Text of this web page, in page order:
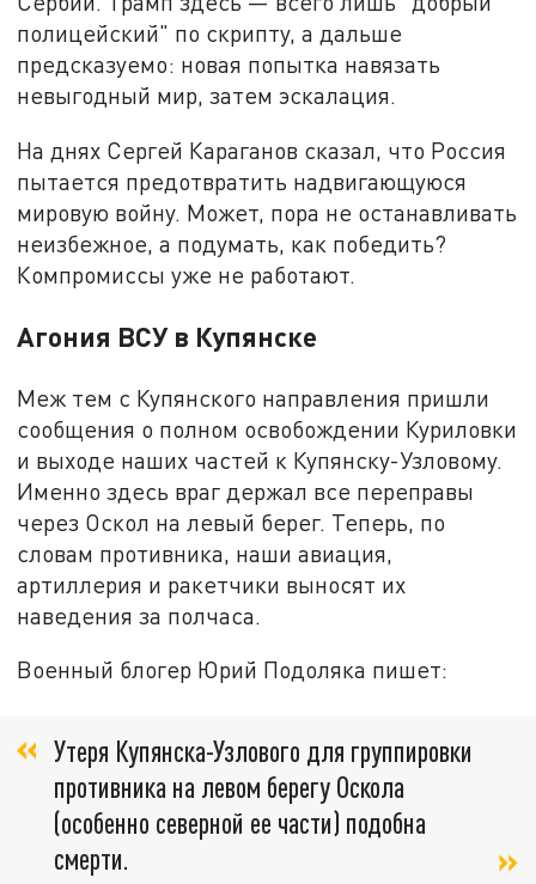
полицейский" по скрипту, а дальше
предсказуемо: новая попытка навязать
невыгодный мир, затем эскалация.
На днях Сергей Караганов сказал, что Россия
пытается предотвратить надвигающуюся
мировую войну. Может, пора не останавливать
неизбежное, а подумать, как победить?
Компромиссы уже не работают.
Агония ВСУ в Купянске
Меж тем с Купянского направления пришли
сообщения о полном освобождении Куриловки
и выходе наших частей к Купянску-Узловому.
Именно здесь враг держал все переправы
через Оскол на левый берег. Теперь, по
словам противника, наши авиация,
артиллерия и ракетчики выносят их
наведения за полчаса.
Военный блогер Юрий Подоляка пишет:
Утеря Купянска-Узлового для группировки
противника на левом берегу Оскола
(особенно северной ее части) подобна
смерти.